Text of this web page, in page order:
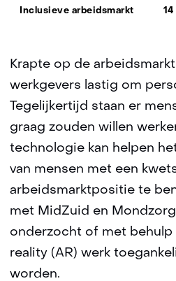
Thema:
Inclusieve arbeidsmarkt
Krapte op de
werkgevers lastig om
Tegelijkertijd staan er
graag zouden willen
technologie kan helpen
van mensen met een
arbeidsmarktpositie te
met MidZuid en
onderzocht of met behulp
reality (AR) werk
worden.